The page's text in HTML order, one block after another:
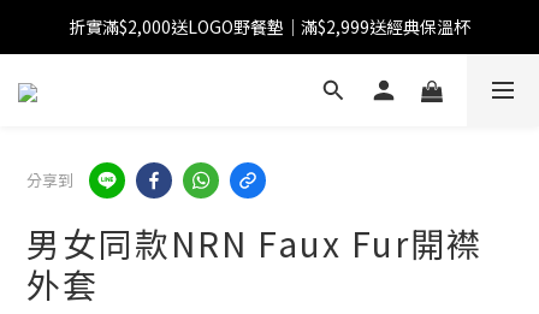
【FINAL SALE】指定商品低至38折
折實滿$2,000送LOGO野餐墊｜滿$2,999送經典保溫杯
【FINAL SALE】全單免運費
分享到
男女同款NRN Faux Fur開襟
外套